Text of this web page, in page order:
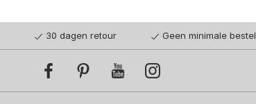
30 dagen retour Geen minimale